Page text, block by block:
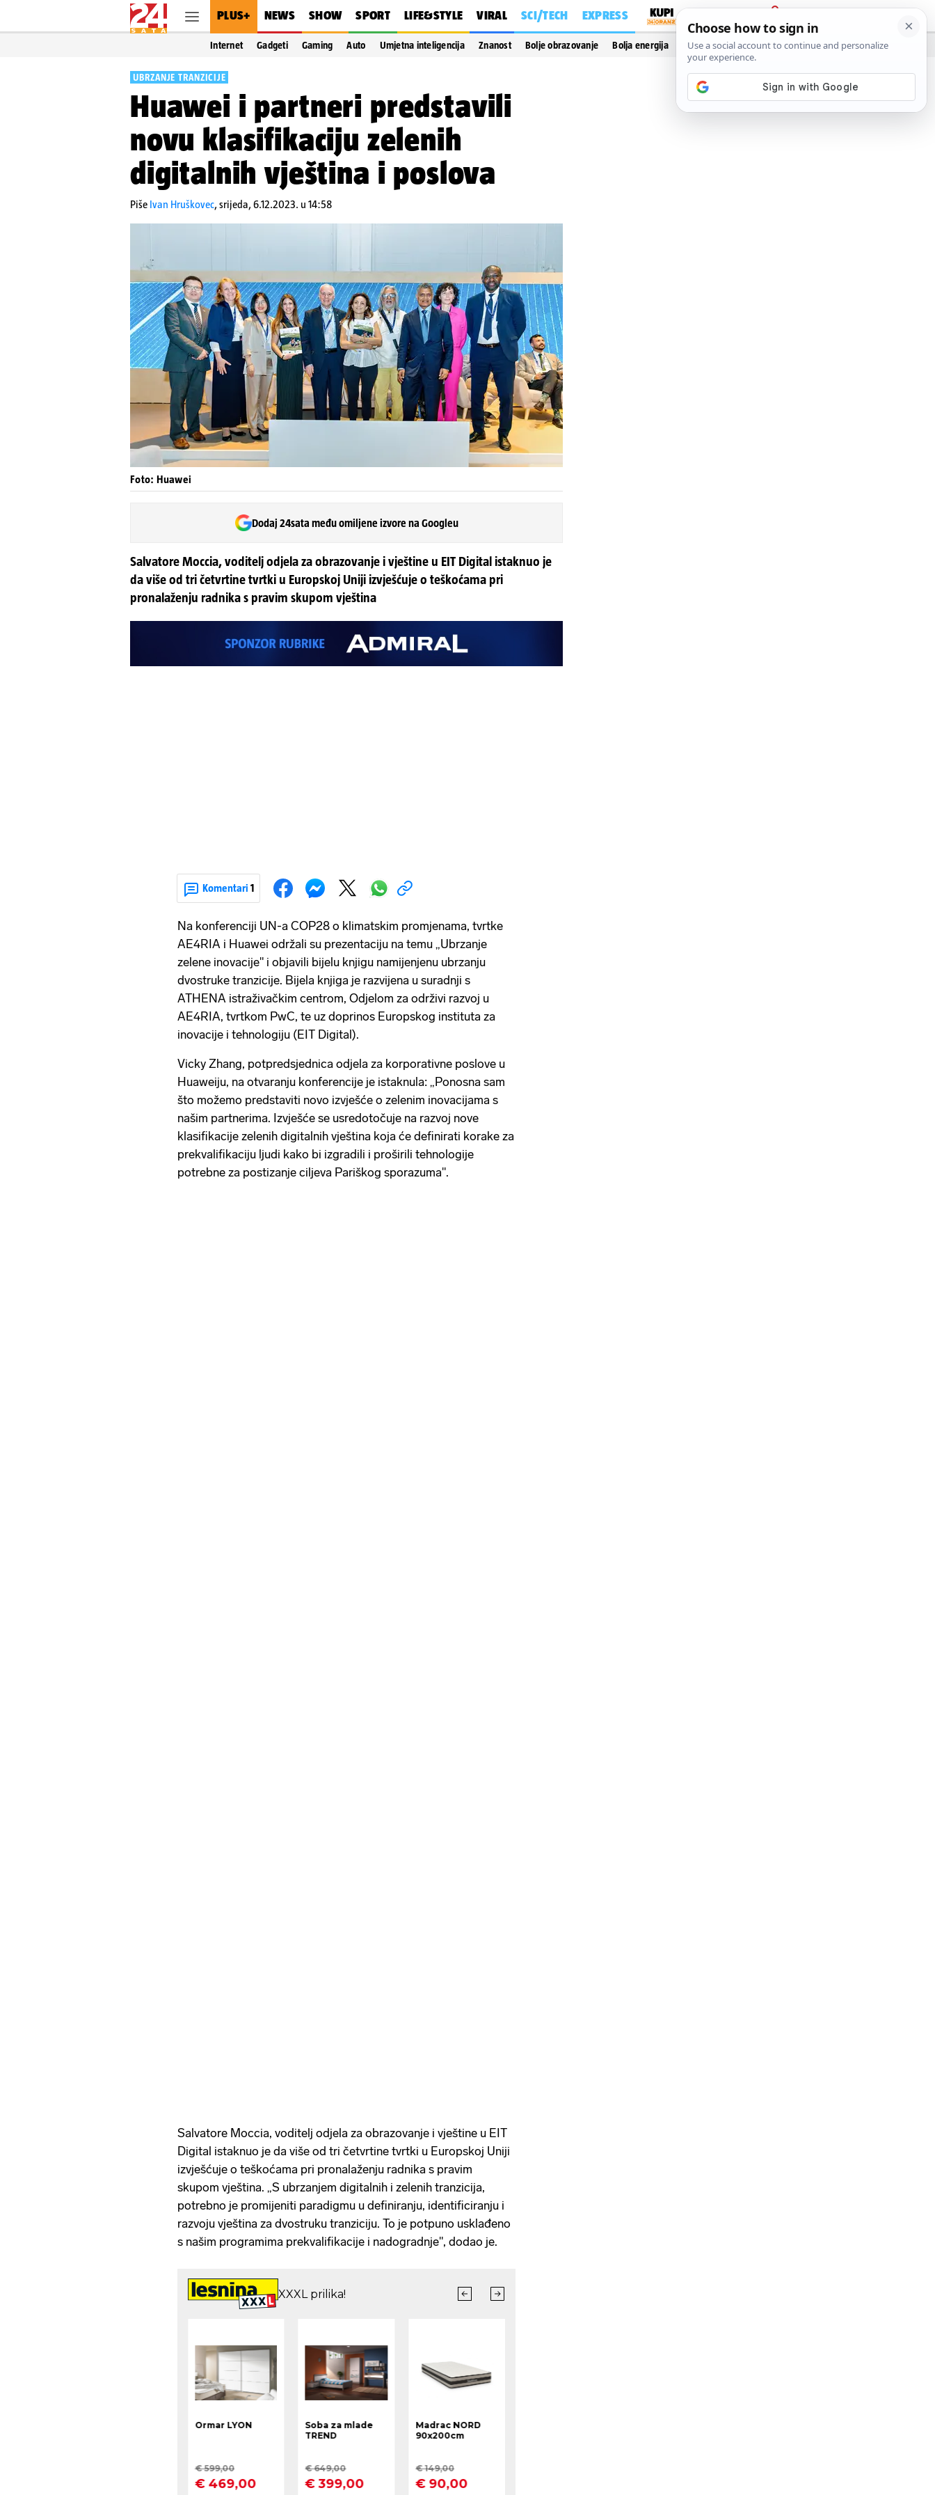
PLUS+ NEWS SHOW SPORT LIFE&STYLE VIRAL SCI/TECH EXPRESS
PRIJAVA
Internet Gadgeti Gaming Auto Umjetna inteligencija Znanost Bolje obrazovanje Bolja energija Vidi još…
UBRZANJE TRANZICIJE
Huawei i partneri predstavili
novu klasifikaciju zelenih
digitalnih vještina i poslova
Piše Ivan Hruškovec,srijeda, 6.12.2023. u 14:58
Foto: Huawei
Dodaj 24sata među omiljene izvore na Googleu
Salvatore Moccia, voditelj odjela za obrazovanje i vještine u EIT Digital istaknuo je
da više od tri četvrtine tvrtki u Europskoj Uniji izvješćuje o teškoćama pri
pronalaženju radnika s pravim skupom vještina
Komentari 1
Na konferenciji UN-a COP28 o klimatskim promjenama, tvrtke
AE4RIA i Huawei održali su prezentaciju na temu „Ubrzanje
zelene inovacije" i objavili bijelu knjigu namijenjenu ubrzanju
dvostruke tranzicije. Bijela knjiga je razvijena u suradnji s
ATHENA istraživačkim centrom, Odjelom za održivi razvoj u
AE4RIA, tvrtkom PwC, te uz doprinos Europskog instituta za
inovacije i tehnologiju (EIT Digital).
Vicky Zhang, potpredsjednica odjela za korporativne poslove u
Huaweiju, na otvaranju konferencije je istaknula: „Ponosna sam
što možemo predstaviti novo izvješće o zelenim inovacijama s
našim partnerima. Izvješće se usredotočuje na razvoj nove
klasifikacije zelenih digitalnih vještina koja će definirati korake za
prekvalifikaciju ljudi kako bi izgradili i proširili tehnologije
potrebne za postizanje ciljeva Pariškog sporazuma".
Salvatore Moccia, voditelj odjela za obrazovanje i vještine u EIT
Digital istaknuo je da više od tri četvrtine tvrtki u Europskoj Uniji
izvješćuje o teškoćama pri pronalaženju radnika s pravim
skupom vještina. „S ubrzanjem digitalnih i zelenih tranzicija,
potrebno je promijeniti paradigmu u definiranju, identificiranju i
razvoju vještina za dvostruku tranziciju. To je potpuno usklađeno
s našim programima prekvalifikacije i nadogradnje", dodao je.